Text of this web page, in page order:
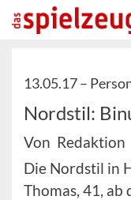
13.05.17 –
Nordstil:
Von Redaktion
Die Nordstil in
Thomas, 41, ab